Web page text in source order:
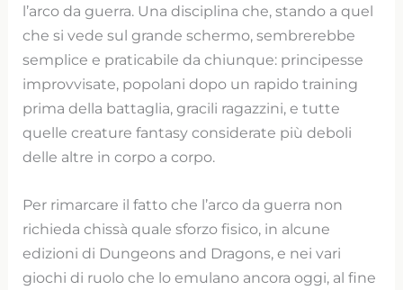
l’arco da guerra. Una disciplina che, stando a quel
che si vede sul grande schermo, sembrerebbe
semplice e praticabile da chiunque: principesse
improvvisate, popolani dopo un rapido training
prima della battaglia, gracili ragazzini, e tutte
quelle creature fantasy considerate più deboli
delle altre in corpo a corpo.
Per rimarcare il fatto che l’arco da guerra non
richieda chissà quale sforzo fisico, in alcune
edizioni di Dungeons and Dragons, e nei vari
giochi di ruolo che lo emulano ancora oggi, al fine